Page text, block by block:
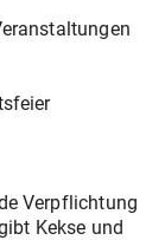
Verpflichtung
Kekse und